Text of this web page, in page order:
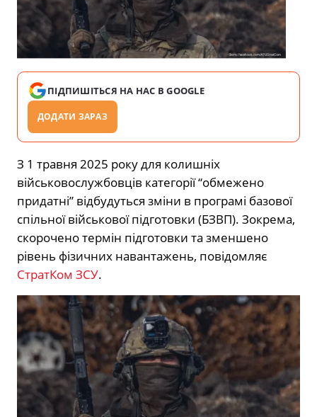
ПІДПИШІТЬСЯ НА НАС В GOOGLE
ДОДАТИ ЗАРАЗ
З 1 травня 2025 року для колишніх
військовослужбовців категорії “обмежено
придатні” відбудуться зміни в програмі базової
спільної військової підготовки (БЗВП). Зокрема,
скорочено термін підготовки та зменшено
рівень фізичних навантажень, повідомляє
СтратКом ЗСУ.